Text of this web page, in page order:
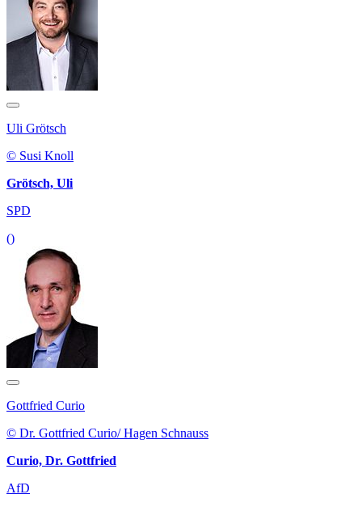
Uli Grötsch
© Susi Knoll
Grötsch, Uli
SPD
()
Gottfried Curio
© Dr. Gottfried Curio/ Hagen Schnauss
Curio, Dr. Gottfried
AfD